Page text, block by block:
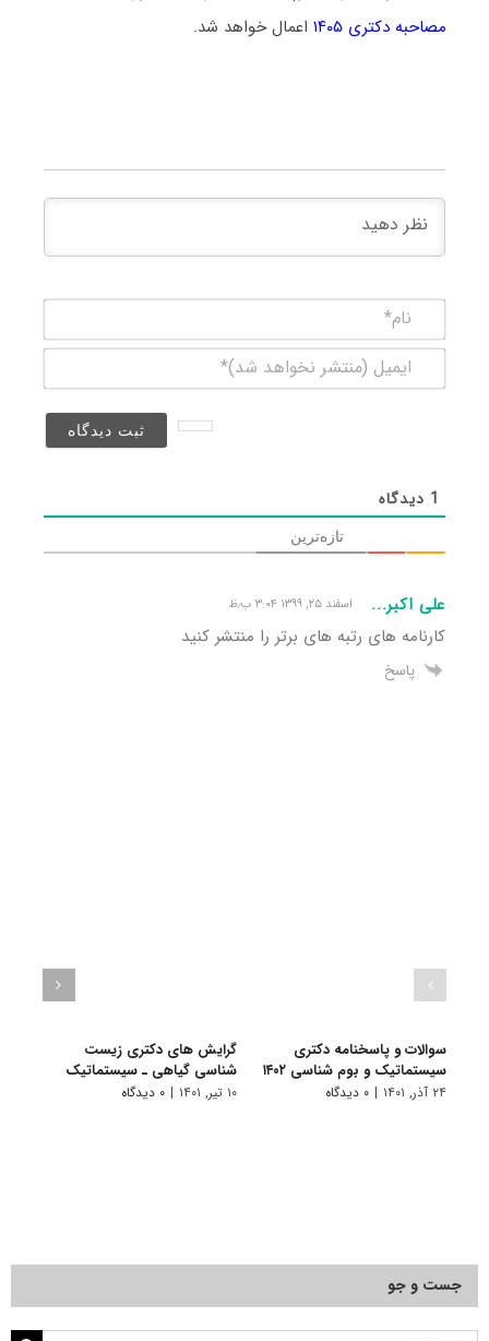
مصاحبه دکتری ۱۴۰۵
اعمال خواهد شد.
(منتشر
1 دیدگاه
تازه‌ترین
علی اکبر... اسفند ۲۵, ۱۳۹۹ ۳:۰۴ ب٫ظ
کارنامه های رتبه های برتر را منتشر کنید
پاسخ
سوالات و پاسخنامه دکتری
سیستماتیک و بوم شناسی ۱۴۰۲
۲۴ آذر, ۱۴۰۱ | ۰ دیدگاه
گرایش های دکتری زیست
شناسی ﮔﻴﺎهی ـ ﺳﻴﺴﺘﻤﺎتیک
۱۰ تیر, ۱۴۰۱ | ۰ دیدگاه
جست و جو